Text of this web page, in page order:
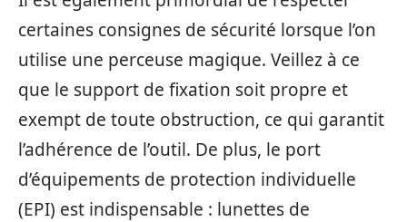
certaines consignes de sécurité lorsque l’on
utilise une perceuse magique. Veillez à ce
que le support de fixation soit propre et
exempt de toute obstruction, ce qui garantit
l’adhérence de l’outil. De plus, le port
d’équipements de protection individuelle
(EPI) est indispensable : lunettes de